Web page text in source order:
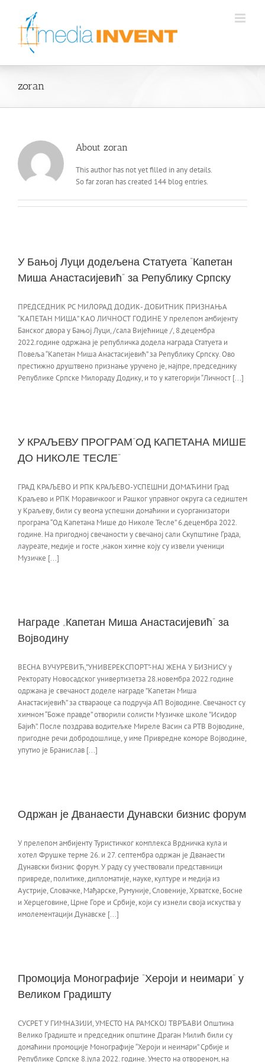
content
zoran
About zoran
This author has not yet filled in any details.
So far zoran has created 144 blog entries.
У Бањој Луци додељена Статуета “Капетан
Миша Анастасијевић” за Републику Српску
ПРЕДСЕДНИК РС МИЛОРАД ДОДИК- ДОБИТНИК ПРИЗНАЊА
“КАПЕТАН МИША” КАО ЛИЧНОСТ ГОДИНЕ У прелепом амбијенту
Банског двора у Бањој Луци, /сала Вијећнице /, 8.децембра
2022.године одржана је републичка додела награда Статуета и
Повеља “Капетан Миша Анастасијевић” за Републику Српску. Ово
престижно друштвено признање уручено је, најпре, председнику
Републике Српске Милораду Додику, и то у категорији “Личност [...]
У КРАЉЕВУ ПРОГРАМ”ОД КАПЕТАНА МИШЕ
ДО НИКОЛЕ ТЕСЛЕ”
ГРАД КРАЉЕВО И РПК КРАЉЕВО-УСПЕШНИ ДОМАЋИНИ Град
Краљево и РПК Моравичкоог и Рашког управног округа са седиштем
у Краљеву, били су веома успешни домаћини и суорганизатори
програма “Од Капетана Мише до Николе Тесле” 6.децембра 2022.
године. На пригодној свечаности у свечаној сали Скупштине Града,
лауреате, медије и госте ,након химне коју су извели ученици
Музичке [...]
Награде „Капетан Миша Анастасијевић” за
Војводину
ВЕСНА ВУЧУРЕВИЋ,”УНИВЕРЕКСПОРТ”-НАЈ ЖЕНА У БИЗНИСУ у
Ректорату Новосадског универтизетза 28.новембра 2022.године
одржана је свечаност доделе награде ”Капетан Миша
Анастасијевић” за ствараоце са подручја АП Војводине. Свечаност су
химном “Боже правде” отворили солисти Музичке школе "Исидор
Бајић”. После поздрава водитељке Миреле Васин са РТВ Војводине,
пригодне речи добродошлице, у име Привредне коморе Војводине,
упутио је Бранислав [...]
Одржан је Дванаести Дунавски бизнис форум
У прелепом амбијенту Туристичког комплекса Врдничка кула и
хотел Фрушке терме 26. и 27. септембра одржан је Дванаести
Дунавски бизнис форум. У раду су учествовали представници
привреде, политике, дипломатије, науке, културе и медија из
Аустрије, Словачке, Мађарске, Румуније, Словеније, Хрватске, Босне
и Херцеговине, Црне Горе и Србије, који су изнели своја искуства у
имолементацији Дунавске [...]
Промоција Монографије “Хероји и неимари” у
Великом Градишту
СУСРЕТ У ГИМНАЗИЈИ, УМЕСТО НА РАМСКОЈ ТВРЂАВИ Општина
Велико Градиште и председник општине Драган Милић били су
домаћини промоције Монографије “Хероји и неимари” Србије и
Републике Српске 8.јула 2022. године. Уместо на отвореном, на